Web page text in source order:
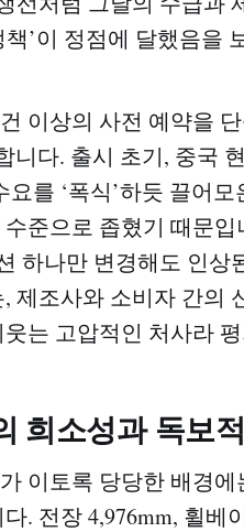
’이 정점에 달했음을
이상의 사전 예약을
니다. 출시 초기, 중국
를 ‘폭식’하듯 끌어
준으로 좁혔기 때문
하나만 변경해도 인상
제조사와 소비자 간의
는 고압적인 처사라
희소성과 독보
이토록 당당한 배경
. 전장 4,976mm, 휠베